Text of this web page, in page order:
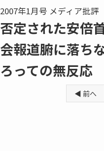
2007年1月号 メディア批評
否定された安倍
会報道腑に落ち
ろっての無反応
◀ 前へ